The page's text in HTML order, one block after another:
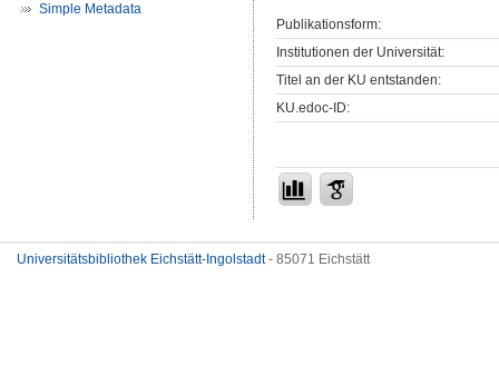
Simple Metadata
Publikationsform:
Institutionen der Universität:
Titel an der KU entstanden:
KU.edoc-ID:
Universitätsbibliothek Eichstätt-Ingolstadt- 85071 Eichstätt